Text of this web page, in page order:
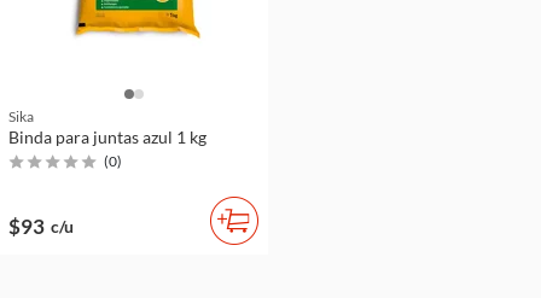
Sika
Binda para juntas azul 1 kg
(0)
$93 c/u